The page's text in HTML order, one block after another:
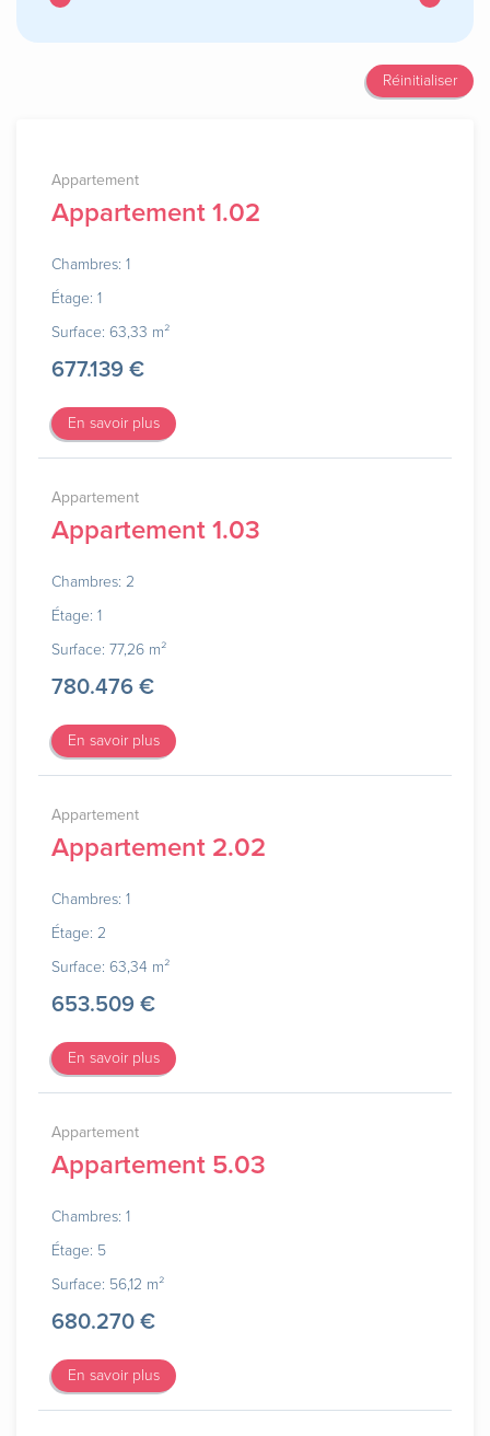
Réinitialiser
Appartement
Appartement 1.02
Chambres: 1
Étage: 1
Surface: 63,33 m²
677.139 €
En savoir plus
Appartement
Appartement 1.03
Chambres: 2
Étage: 1
Surface: 77,26 m²
780.476 €
En savoir plus
Appartement
Appartement 2.02
Chambres: 1
Étage: 2
Surface: 63,34 m²
653.509 €
En savoir plus
Appartement
Appartement 5.03
Chambres: 1
Étage: 5
Surface: 56,12 m²
680.270 €
En savoir plus